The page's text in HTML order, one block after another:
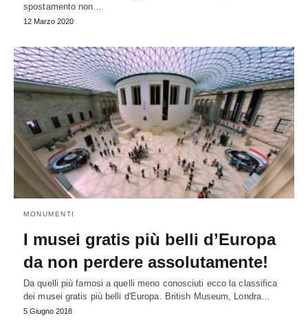
spostamento non…
12 Marzo 2020
MONUMENTI
I musei gratis più belli d’Europa
da non perdere assolutamente!
Da quelli più famosi a quelli meno conosciuti ecco la classifica
dei musei gratis più belli d'Europa. British Museum, Londra…
5 Giugno 2018